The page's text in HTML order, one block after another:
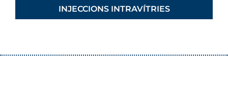
INJECCIONS INTRAVÍTRIES